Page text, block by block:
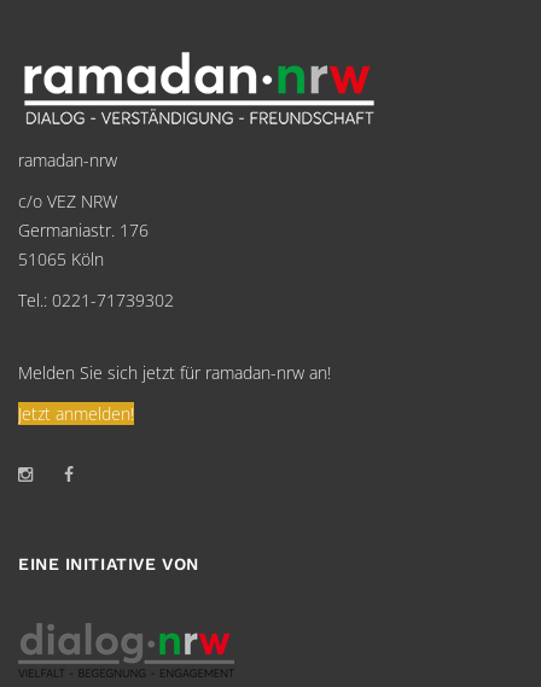
ramadan-nrw
c/o VEZ NRW
Germaniastr. 176
51065 Köln
Tel.: 0221-71739302
Melden Sie sich jetzt für ramadan-nrw an!
Jetzt anmelden!
EINE INITIATIVE VON